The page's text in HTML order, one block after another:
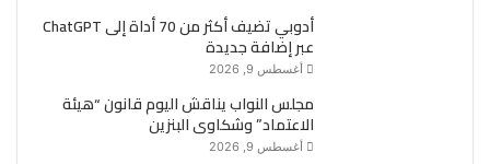
أدوبي تضيف أكثر من 70 أداة إلى ChatGPT
عبر إضافة جديدة
أغسطس 9, 2026
مجلس النواب يناقش اليوم قانون “هيئة
الاعتماد” وشكاوى البنزين
أغسطس 9, 2026